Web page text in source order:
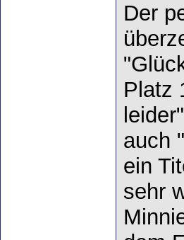
Der
Platz
auch
ein
sehr